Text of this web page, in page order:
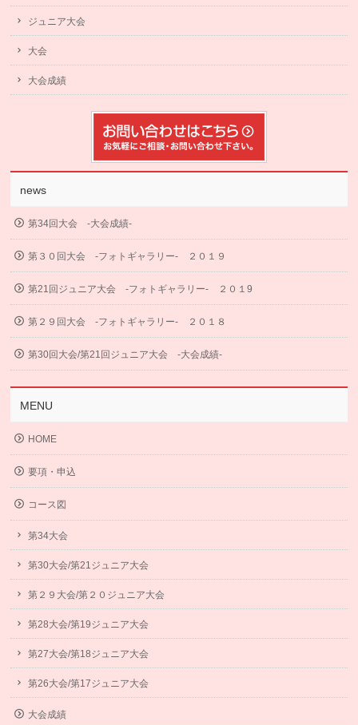
ジュニア大会
大会
大会成績
news
第34回大会 -大会成績-
第３０回大会 -フォトギャラリー- ２０１９
第21回ジュニア大会 -フォトギャラリー- ２０１9
第２９回大会 -フォトギャラリー- ２０１８
第30回大会/第21回ジュニア大会 -大会成績-
MENU
HOME
要項・申込
コース図
第34大会
第30大会/第21ジュニア大会
第２９大会/第２０ジュニア大会
第28大会/第19ジュニア大会
第27大会/第18ジュニア大会
第26大会/第17ジュニア大会
大会成績